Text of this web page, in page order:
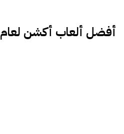
أفضل ألعاب أكشن لعام 2024